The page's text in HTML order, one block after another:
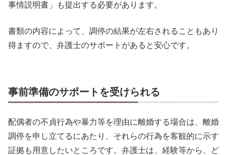
事情説明書」も提出する必要があります。
書類の内容によって、調停の結果が左右されることもあり
得ますので、弁護士のサポートがあると安心です。
事前準備のサポートを受けられる
配偶者の不貞行為や暴力等を理由に離婚する場合は、離婚
調停を申し立てるにあたり、それらの行為を客観的に示す
証拠も用意したいところです。弁護士は、経験等から、ど